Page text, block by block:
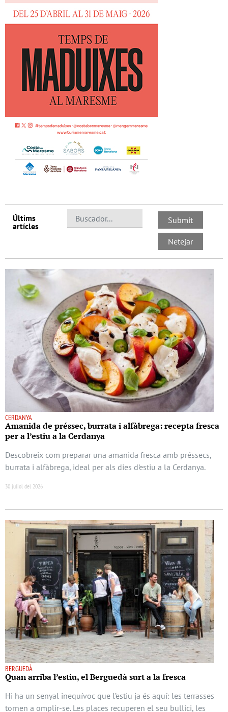
Últims
artícles
CERDANYA
Amanida de préssec, burrata i alfàbrega: recepta fresca
per a l’estiu a la Cerdanya
Descobreix com preparar una amanida fresca amb préssecs,
burrata i alfàbrega, ideal per als dies d’estiu a la Cerdanya.
30 juliol del 2026
BERGUEDÀ
Quan arriba l’estiu, el Berguedà surt a la fresca
Hi ha un senyal inequívoc que l’estiu ja és aquí: les terrasses
tornen a omplir-se. Les places recuperen el seu bullici, les